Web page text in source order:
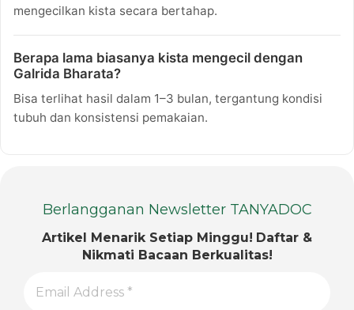
mengecilkan kista secara bertahap.
Berapa lama biasanya kista mengecil dengan
Galrida Bharata?
Bisa terlihat hasil dalam 1–3 bulan, tergantung kondisi
tubuh dan konsistensi pemakaian.
Berlangganan Newsletter TANYADOC
Artikel Menarik Setiap Minggu! Daftar &
Nikmati Bacaan Berkualitas!